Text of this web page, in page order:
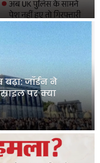
जॉर्डन ने
पर क्या